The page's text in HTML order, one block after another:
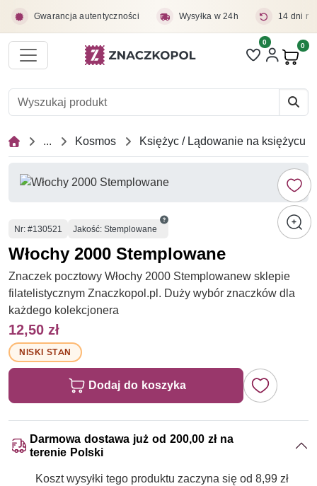
Gwarancja autentyczności Wysyłka w 24h 14 dni
Liczba pozycji
0 0
... Kosmos Księżyc / Lądowanie na księżycu
Numer
Nr: #130521 Jakość: Stemplowane
Włochy 2000 Stemplowane
Znaczek pocztowy Włochy 2000 Stemplowanew sklepie
filatelistycznym Znaczkopol.pl. Duży wybór znaczków dla
każdego kolekcjonera
12,50 zł
NISKI STAN
Dodaj do koszyka
Darmowa dostawa już od 200,00 zł na
terenie Polski
Koszt wysyłki tego produktu zaczyna się od 8,99 zł